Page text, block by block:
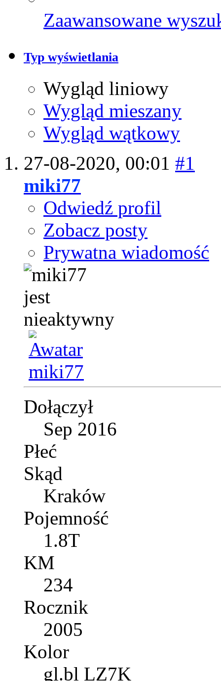
Zaawansowane
Typ wyświetlania
Wygląd liniowy
Wygląd mieszany
Wygląd wątkowy
27-08-2020, 00:01 #1
miki77
Odwiedź profil
Zobacz posty
Prywatna wiadomość
Dołączył
Sep 2016
Płeć
Skąd
Kraków
Pojemność
1.8T
KM
234
Rocznik
2005
Kolor
gl.bl LZ7K